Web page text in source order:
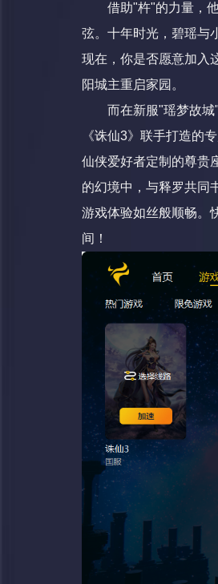
借助"杵"的力量，
弦。十年时光，碧瑶与
现在，你是否愿意加入
阳城主重启家园。
而在新服"瑶梦故
《诛仙3》联手打造的
仙侠爱好者定制的尊贵
的幻境中，与释罗共同
游戏体验如丝般顺畅。
间！